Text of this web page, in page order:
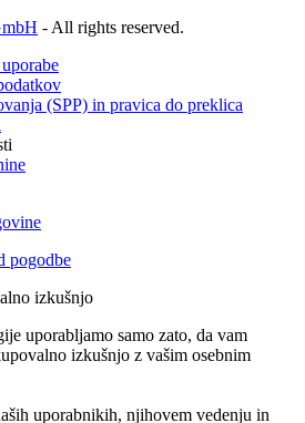
- All rights reserved.
(SPP) in pravica do preklica
pogodbe
izkušnjo
uporabljamo samo zato, da vam
izkušnjo z vašim osebnim
uporabnikih, njihovem vedenju in